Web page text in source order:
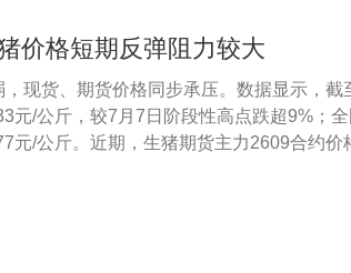
价格短期反弹阻力较大
现货、期货价格同步承压。数据显示，截
元/公斤，较7月7日阶段性高点跌超9%；
元/公斤。近期，生猪期货主力2609合约价